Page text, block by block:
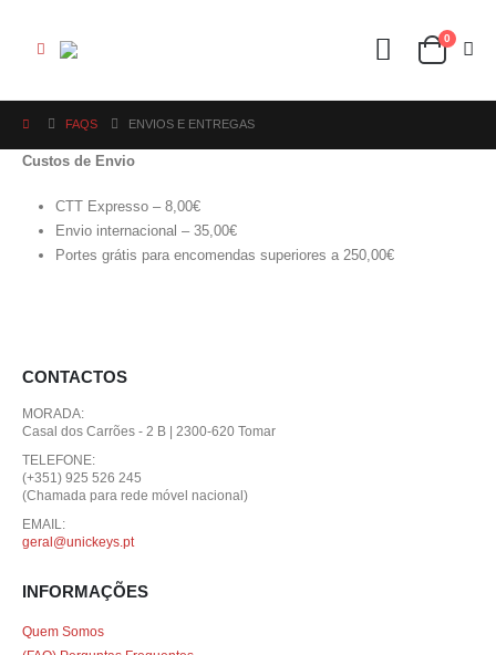
0
FAQS ENVIOS E ENTREGAS
Custos de Envio
CTT Expresso – 8,00€
Envio internacional – 35,00€
Portes grátis para encomendas superiores a 250,00€
CONTACTOS
MORADA:
Casal dos Carrões - 2 B | 2300-620 Tomar
TELEFONE:
(+351) 925 526 245
(Chamada para rede móvel nacional)
EMAIL:
geral@unickeys.pt
INFORMAÇÕES
Quem Somos